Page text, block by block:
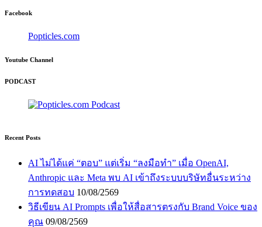
Facebook
Popticles.com
Youtube Channel
PODCAST
Recent Posts
AI ไม่ได้แค่ “ตอบ” แต่เริ่ม “ลงมือทำ” เมื่อ OpenAI,
Anthropic และ Meta พบ AI เข้าถึงระบบบริษัทอื่นระหว่าง
การทดสอบ 10/08/2569
วิธีเขียน AI Prompts เพื่อให้สื่อสารตรงกับ Brand Voice ของ
คุณ 09/08/2569